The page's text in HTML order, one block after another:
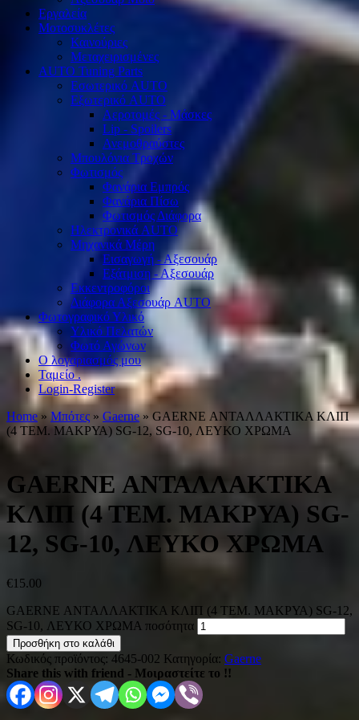
Εργαλεία
Μοτοσυκλέτες
Καινούριες
Μεταχειρισμένες
AUTO Tuning Parts
Εσωτερικό AUTO
Εξωτερικό AUTO
Αεροτομές - Μάσκες
Lip - Spoilers
Ανεμοθραύστες
Μπουλόνια Τροχών
Φωτισμός
Φανάρια Εμπρός
Φανάρια Πίσω
Φωτισμός Διάφορα
Ηλεκτρονικά AUTO
Μηχανικά Μέρη
Εισαγωγή - Αξεσουάρ
Εξάτμιση - Αξεσουάρ
Εκκεντροφόροι
Διάφορα Αξεσουάρ AUTO
Φωτογραφικό Υλικό
Υλικό Πελατών
Φωτό Αγώνων
Ο λογαριασμός μου
Ταμείο .
Login-Register
Home» Μπότες » Gaerne» GAERNE ΑΝΤΑΛΛΑΚΤΙΚΑ ΚΛΙΠ
(4 ΤΕΜ. ΜΑΚΡΥΑ) SG-12, SG-10, ΛΕΥΚΟ ΧΡΩΜΑ
GAERNE ΑΝΤΑΛΛΑΚΤΙΚΑ
ΚΛΙΠ (4 ΤΕΜ. ΜΑΚΡΥΑ) SG-
12, SG-10, ΛΕΥΚΟ ΧΡΩΜΑ
€15.00
GAERNE ΑΝΤΑΛΛΑΚΤΙΚΑ ΚΛΙΠ (4 ΤΕΜ. ΜΑΚΡΥΑ) SG-12,
SG-10, ΛΕΥΚΟ ΧΡΩΜΑ ποσότητα
Προσθήκη στο καλάθι
Κωδικός προϊόντος: 4645-002 Κατηγορία: Gaerne
Share this with friend - Μοιραστείτε το !!